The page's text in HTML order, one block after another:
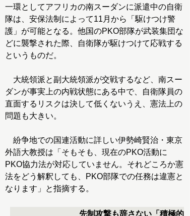
一環としてアフリカの南スーダンに派遣中の自衛
隊は、安保法制によって11月から「駆けつけ警
護」が可能となる。他国のPKO部隊が武装集団な
どに襲撃された際、自衛隊が駆けつけて応戦する
というものだ。
大統領派と副大統領派が交戦するなど、南スー
ダンが事実上の内戦状態にある中で、自衛隊員の
直面するリスクは決して低くないうえ、憲法上の
問題も大きい。
紛争地での国連活動に詳しい伊勢崎賢治・東京
外語大教授は「そもそも、現在のPKO活動に
PKO協力法が対応していません。それどころか憲
法をどう解釈しても、PKO部隊での任務は違憲と
なります」と指摘する。
先制攻撃も辞さない「積極的